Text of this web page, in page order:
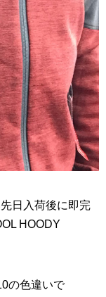
日入荷後に即完
HOODY
の色違いで